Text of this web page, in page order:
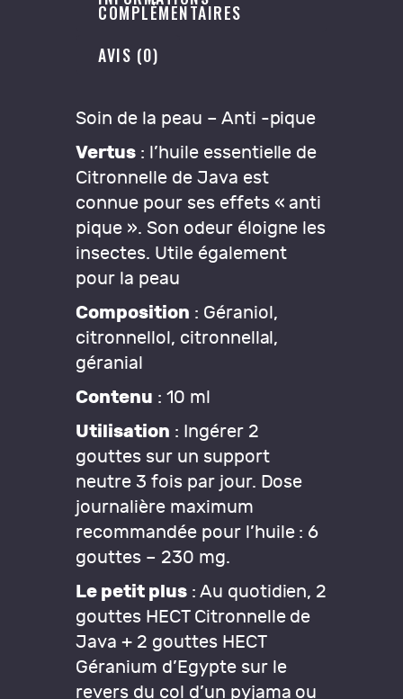
COMPLÉMENTAIRES
AVIS (0)
Soin de la peau – Anti -pique
Vertus: l’huile essentielle de
Citronnelle de Java est
connue pour ses effets « anti
pique ». Son odeur éloigne les
insectes. Utile également
pour la peau
Composition : Géraniol,
citronnellol, citronnellal,
géranial
Contenu : 10 ml
Utilisation : Ingérer 2
gouttes sur un support
neutre 3 fois par jour. Dose
journalière maximum
recommandée pour l’huile : 6
gouttes – 230 mg.
Le petit plus: Au quotidien, 2
gouttes HECT Citronnelle de
Java + 2 gouttes HECT
Géranium d’Egypte sur le
revers du col d’un pyjama ou